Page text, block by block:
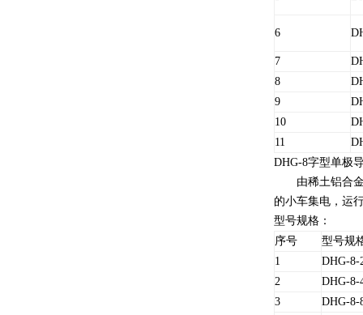
6
7
8
9
10
11
DHG-8字型单极
由稀土铝合金
的小车集电，运
型号规格：
序号
型号规
1
DHG-8-
2
DHG-8-
3
DHG-8-